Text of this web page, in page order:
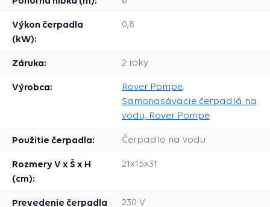
Výkon čerpadla
(kW):
0,8
Záruka: 2 roky
Výrobca: Rover Pompe,
Samonasávacie čerpadlá na
vodu, Rover Pompe
Použitie čerpadla: Čerpadlo na vodu
Rozmery V x Š x H
(cm):
21x15x31
Prevedenie čerpadla 230 V